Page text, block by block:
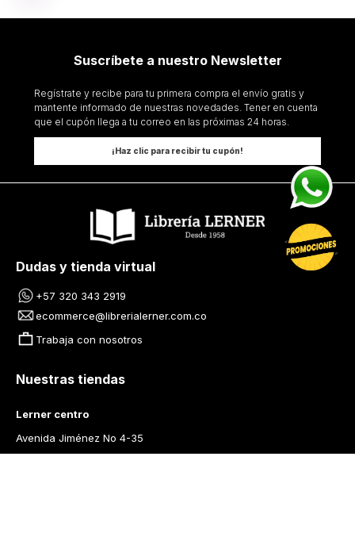
Suscríbete a nuestro Newsletter
Regístrate y recibe para tu primera compra el envío gratis y
mantente informado de nuestras novedades. Tener en cuenta
que el cupón llega a tu correo en las próximas 24 horas.
¡Haz clic para recibir tu cupón!
Dudas y tienda virtual
+57 320 343 2919
ecommerce@librerialerner.com.co
Trabaja con nosotros
Nuestras tiendas
Lerner centro
Avenida Jiménez No 4-35
Lerner Calle 93